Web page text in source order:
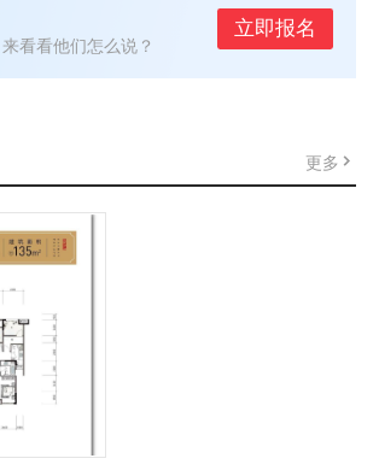
看看他们怎么说？
立即报名
更多